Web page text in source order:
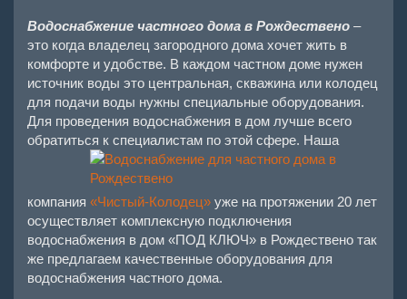
Водоснабжение частного дома в Рождествено –
это когда владелец загородного дома хочет жить в
комфорте и удобстве. В каждом частном доме нужен
источник воды это центральная, скважина или колодец
для подачи воды нужны специальные оборудования.
Для проведения водоснабжения в дом лучше всего
обратиться к специалистам по этой сфере. Наша
компания «Чистый-Колодец» уже на протяжении 20 лет
осуществляет комплексную подключения
водоснабжения в дом «ПОД КЛЮЧ» в Рождествено так
же предлагаем качественные оборудования для
водоснабжения частного дома.